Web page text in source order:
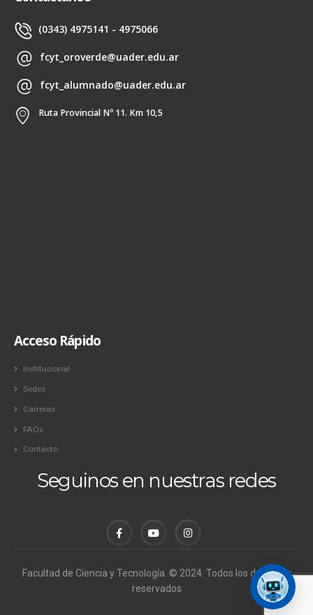
(0343) 4975141 - 4975066
fcyt_oroverde@uader.edu.ar
fcyt_alumnado@uader.edu.ar
Ruta Provincial Nº 11. Km 10,5
Acceso Rápido
Institucional
Sedes
Carreras
FAQs
Contacto
Seguinos en nuestras redes
Facultad de Ciencia y Tecnología. © 2024. Todos los derechos
reservados